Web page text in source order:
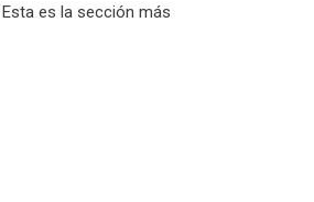
es la sección más